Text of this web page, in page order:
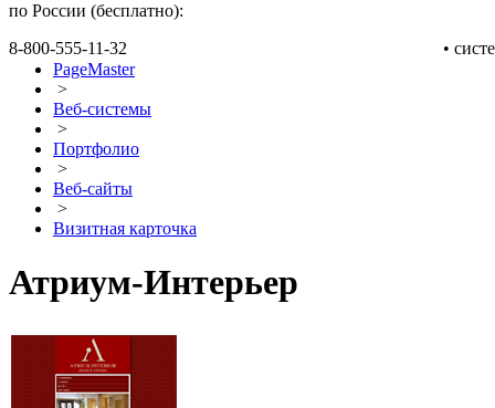
по России (бесплатно):
8-800-555-11-32
•
PageMaster
>
Веб-системы
>
Портфолио
>
Веб-сайты
>
Визитная карточка
Атриум-Интерьер